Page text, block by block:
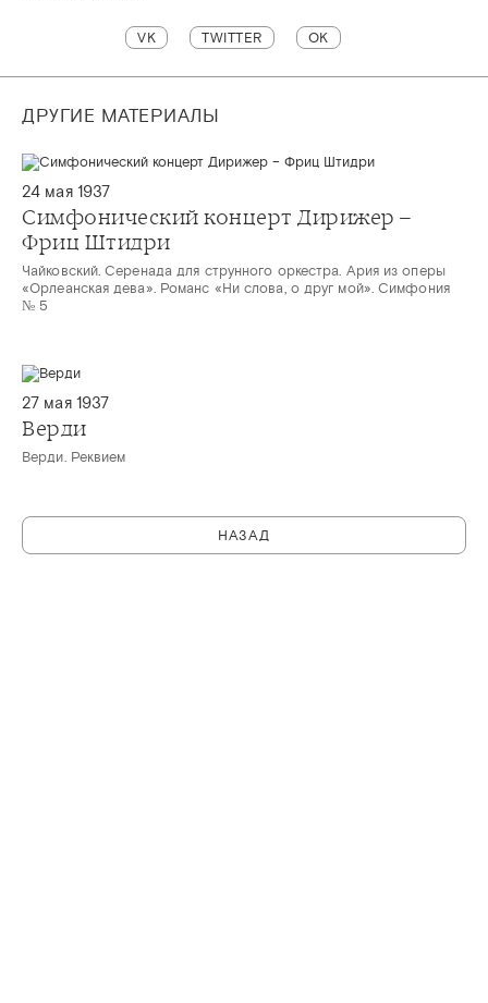
VK TWITTER OK
ДРУГИЕ МАТЕРИАЛЫ
24 мая 1937
Симфонический концерт Дирижер –
Фриц Штидри
Чайковский. Серенада для струнного оркестра. Ария из оперы
«Орлеанская дева». Романс «Ни слова, о друг мой». Симфония
№ 5
27 мая 1937
Верди
Верди. Реквием
НАЗАД